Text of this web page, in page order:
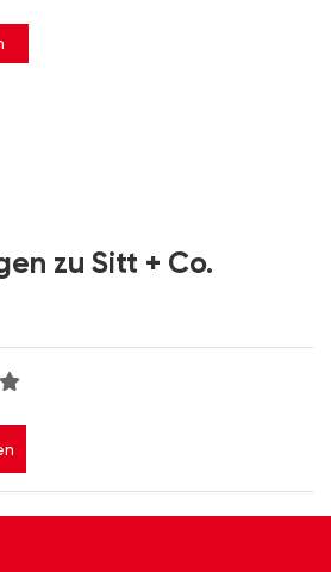
zu Sitt + Co.